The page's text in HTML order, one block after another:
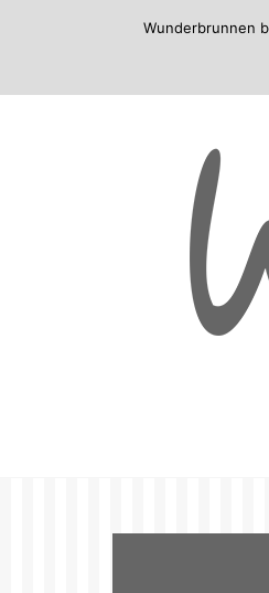
Wunderbrunnen